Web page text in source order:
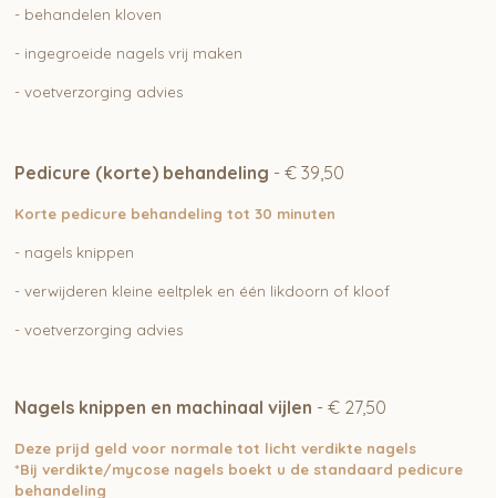
- behandelen kloven
- ingegroeide nagels vrij maken
- voetverzorging advies
Pedicure (korte) behandeling - € 39,50
Korte pedicure behandeling tot 30 minuten
- nagels knippen
- verwijderen kleine eeltplek en één likdoorn of kloof
- voetverzorging advies
Nagels knippen en machinaal vijlen - € 27,50
Deze prijd geld voor normale tot licht verdikte nagels
*Bij verdikte/mycose nagels boekt u de standaard pedicure
behandeling